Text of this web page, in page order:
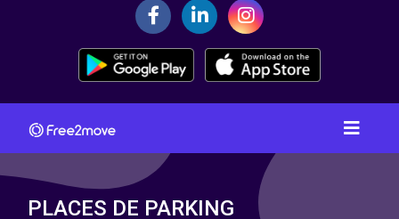
PLACES DE PARKING